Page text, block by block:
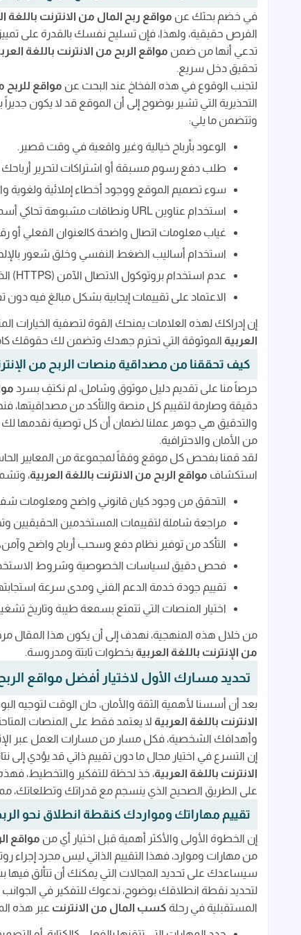
هل تطبيق Swagbucks صادق؟
الخاتمة
في خضم بحثك عن مواقع ربح المال من الانترنت باللغة
الفرص حقيقية، ولهذا، فإن تسليح نفسك بالقدرة على
تدعي أنها من ضمن مواقع الربح من الانترنت باللغة
تحقيق دخل سريع.
لتجنب الوقوع في هذه الفخاخ عند البحث عن مواقع للربح
التحذيرية التي تشير بوضوح إلى أن الموقع قد لا يكون
وتتضمن ما يلي:
الوعود بأرباح خيالية وغير واقعية في وقت قصير.
طلب دفع رسوم مسبقة أو اشتراكات لتحرير أرباحك
سوء تصميم الموقع ووجود أخطاء إملائية ولغوية
استخدام عناوين URL ونطاقات مشبوهة تحاكي أسماء مواقع مشهورة مع تغييرات طفيفة.
غياب معلومات اتصال واضحة كالعنوان الفعلي
استخدام أساليب الضغط النفسي وخلق شعور
عدم استخدام بروتوكول الاتصال الآمن (HTTPS) الذي يظهر كرمز قفل في شريط العنوان.
الاعتماد على تقييمات إيجابية بشكل مبالغ فيه دون
إن إدراكك لهذه العلامات يمنحك القوة لتصفية الخيارات
العربية الموثوقة التي تحترم جهدك وتضمن لك حقوقك
كيف تحققنا من مصداقية منصات الربح من
حرصاً منا على تقديم دليل موثوق وشامل، لم نكتفِ بسرد
دقيقة وصارمة لتقييم كل منصة والتأكد من مصداقيتها،
والتدقيق هي جوهر عملنا لضمان أن كل توصية نقدمها
من الأمان والاحترافية.
لقد قمنا بفحص كل موقع وفقاً لمجموعة من المعايير
استكشاف مواقع الربح من الانترنت باللغة العربية،
التحقق من وجود كيان قانوني واضح ومعلومات
مراجعة شاملة لتقييمات المستخدمين
التأكد من توفير نظام دفع وسحب أرباح واضح وآمن،
فحص دقيق لسياسات الخصوصية وشروط
تقييم جودة خدمة الدعم الفني ومدى سرعة
اختيار المنصات التي تتمتع بسمعة طيبة وتاريخ
من خلال هذه المنهجية، نهدف إلى أن يكون هذا المقال
من الإنترنت باللغة العربية بخطوات ثابتة ومدروسة.
تحديد مسارك الأول لاختيار أفضل مواقع
بعد أن أسسنا لأهمية الثقة والأمان، حان الوقت لتوجيه
الانترنت باللغة العربية لا يعتمد فقط على المنصات
وأهدافك الشخصية، فكل مسار من مسارات العمل عبر
إن التسرع في اختيار مجال ما دون تقييم ذاتي قد يؤدي
الانترنت باللغة العربية، خذ لحظة للتفكير والتخطيط،
على الطريق الصحيح الذي ينسجم مع قدراتك وتطلعاتك،
تقييم مهاراتك ومواردك كنقطة انطلاق نحو
إن الخطوة الأولى والأكثر أهمية قبل اختيار أي من مواقع
من مهارات وموارد، فهذا التقييم الذاتي ليس مجرد إجراء
سيساعدك على تحديد المجالات التي يمكنك أن تتألق
لتحديد نقطة انطلاقك بوضوح، ندعوك للتفكير في
المستقبلية في رحلة كسب المال من الانترنت عبر هذه